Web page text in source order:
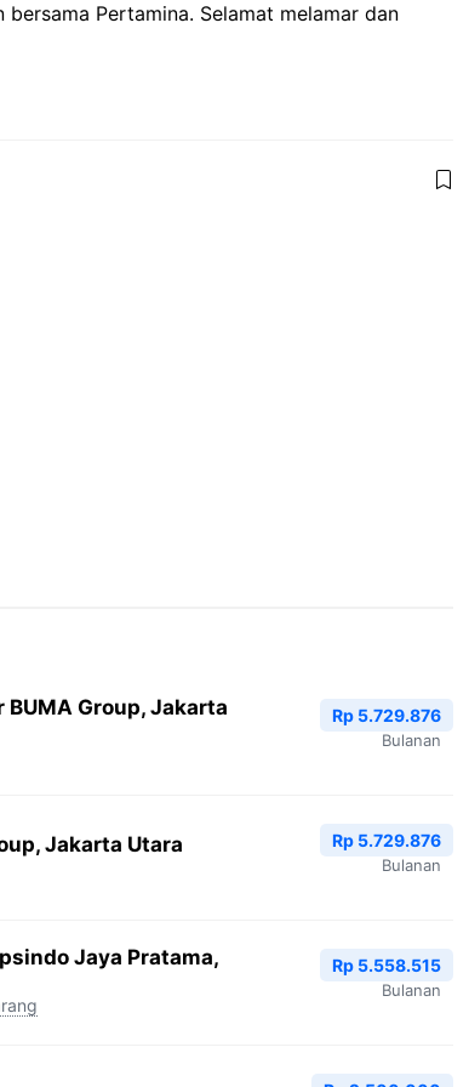
Pertamina. Selamat melamar dan
Group, Jakarta
Rp 5.729.876
Bulanan
Jakarta Utara Rp 5.729.876
Bulanan
Jaya Pratama,
Rp 5.558.515
Bulanan